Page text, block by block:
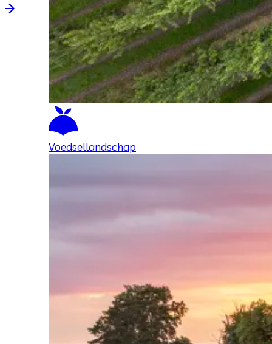
Voedsellandschap